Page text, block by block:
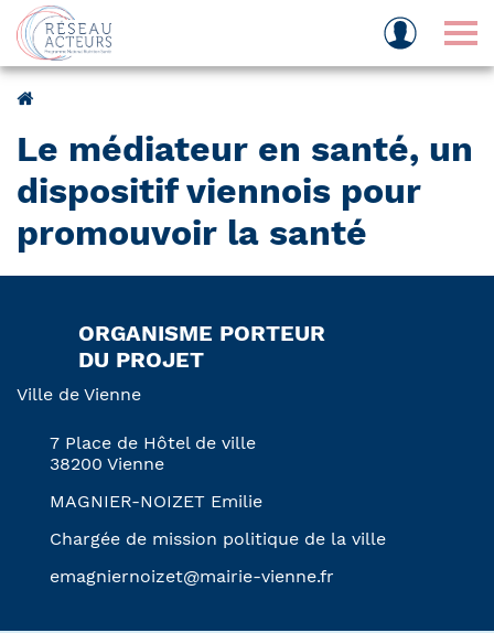
Le médiateur en santé, un
dispositif viennois pour
promouvoir la santé
ORGANISME PORTEUR
DU PROJET
Ville de Vienne
7 Place de Hôtel de ville
38200 Vienne
MAGNIER-NOIZET Emilie
Chargée de mission politique de la ville
emagniernoizet@mairie-vienne.fr